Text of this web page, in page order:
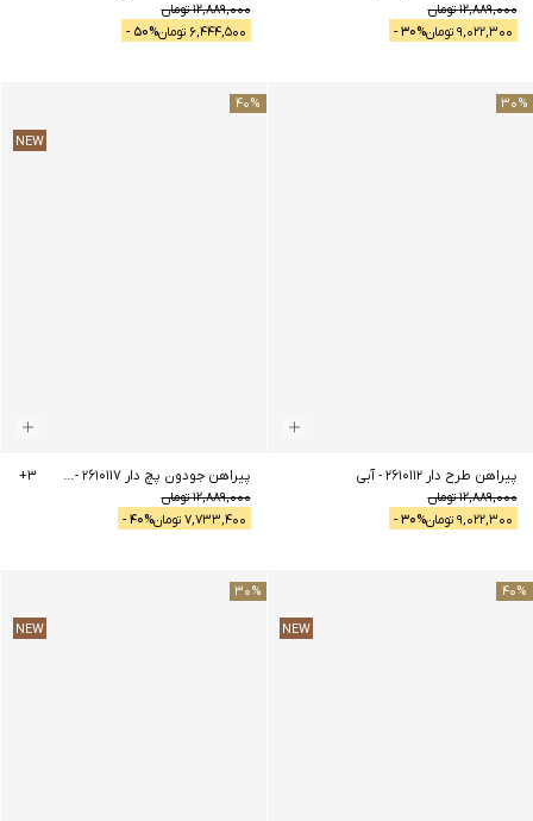
12,889,000تومان
9,022,300 تومان 30% -
12,889,000تومان
6,444,500 تومان 50% -
30%
پیراهن طرح دار 2610112 -آبی
12,889,000تومان
9,022,300 تومان 30% -
40%
NEW
پیراهن جودون پچ دار 2610117 - آبی
12,889,000تومان
7,733,400 تومان 40% -
+3
40%
NEW
30%
NEW